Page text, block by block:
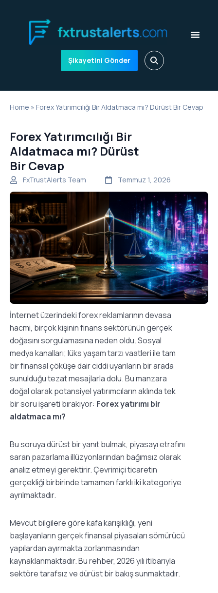
Şikayetini Gönder
Home » Forex Yatırımcılığı Bir Aldatmaca mı? Dürüst Bir Cevap
Forex Yatırımcılığı Bir
Aldatmaca mı? Dürüst
Bir Cevap
FxTrustAlerts Team Temmuz 1, 2026
İnternet üzerindeki forex reklamlarının devasa
hacmi, birçok kişinin finans sektörünün gerçek
doğasını sorgulamasına neden oldu. Sosyal
medya kanalları; lüks yaşam tarzı vaatleri ile tam
bir finansal çöküşe dair ciddi uyarıların bir arada
sunulduğu tezat mesajlarla dolu. Bu manzara
doğal olarak potansiyel yatırımcıların aklında tek
bir soru işareti bırakıyor: Forex yatırımı bir
aldatmaca mı?
Bu soruya dürüst bir yanıt bulmak, piyasayı etrafını
saran pazarlama illüzyonlarından bağımsız olarak
analiz etmeyi gerektirir. Çevrimiçi ticaretin
gerçekliği birbirinde tamamen farklı iki kategoriye
ayrılmaktadır.
Mevcut bilgilere göre kafa karışıklığı, yeni
başlayanların gerçek finansal piyasaları sömürücü
yapılardan ayırmakta zorlanmasından
kaynaklanmaktadır. Bu rehber, 2026 yılı itibarıyla
sektöre tarafsız ve dürüst bir bakış sunmaktadır.